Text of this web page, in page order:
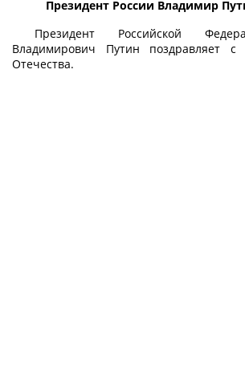
Президент России Владимир
Президент Российской
Владимирович Путин поздравляет
Отечества.